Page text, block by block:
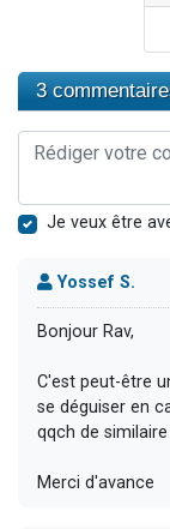
3
Je veux être
Yossef S.
Bonjour Rav,
C'est peut-être
se déguiser en
qqch de
Merci d'avance